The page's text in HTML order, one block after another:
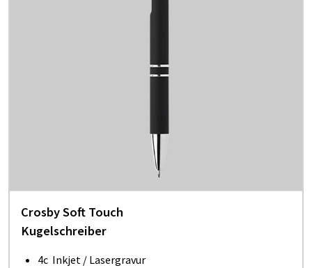
Crosby Soft Touch
Kugelschreiber
4c Inkjet / Lasergravur